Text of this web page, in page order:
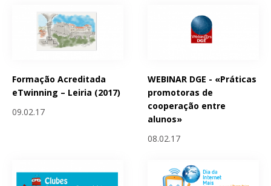
Formação Acreditada
eTwinning – Leiria (2017)
09.02.17
WEBINAR DGE - «Práticas
promotoras de
cooperação entre
alunos»
08.02.17